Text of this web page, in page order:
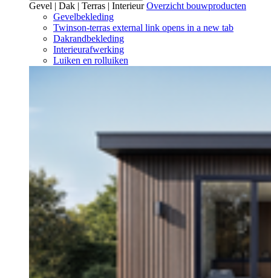
Gevel | Dak | Terras | Interieur Overzicht bouwproducten
Gevelbekleding
Twinson-terras external link opens in a new tab
Dakrandbekleding
Interieurafwerking
Luiken en rolluiken